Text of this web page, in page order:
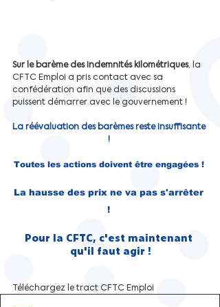
Sur le barème des indemnités kilométriques, la
CFTC Emploi a pris contact avec sa
confédération afin que des discussions
puissent démarrer avec le gouvernement !
La réévaluation des barèmes reste insuffisante
!
Toutes les actions doivent être engagées !
La hausse des prix ne va pas s'arrêter
!
Pour la CFTC, c'est maintenant
qu'il faut agir !
Téléchargez le tract CFTC Emploi